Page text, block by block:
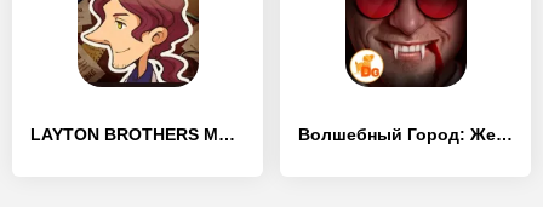
LAYTON BROTHERS MYSTERY ROOM Волшебный Город: Желание